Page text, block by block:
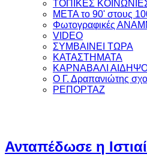
ΤΟΠΙΚΕΣ
ΜΕΤΑ το 90' στους
Φωτογραφικές
VIDEO
ΣΥΜΒΑΙΝΕΙ ΤΩΡΑ
ΚΑΤΑΣΤΗΜΑΤΑ
ΚΑΡΝΑΒΑΛΙ
Ο Γ. Δραπανιώτης
ΡΕΠΟΡΤΑΖ
Ανταπέδωσε η